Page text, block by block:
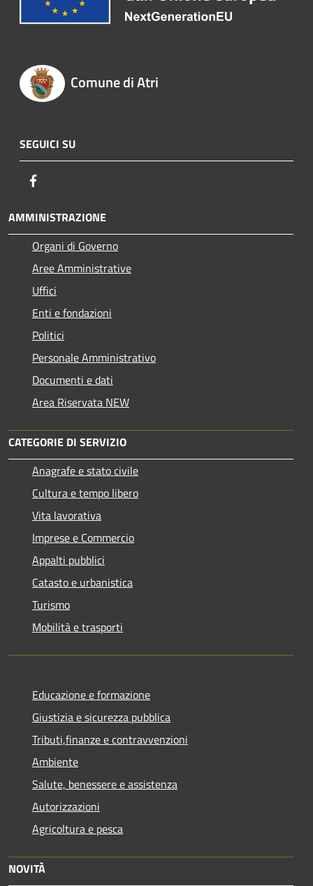
Comune di Atri
SEGUICI SU
AMMINISTRAZIONE
Organi di Governo
Aree Amministrative
Uffici
Enti e fondazioni
Politici
Personale Amministrativo
Documenti e dati
Area Riservata NEW
CATEGORIE DI SERVIZIO
Anagrafe e stato civile
Cultura e tempo libero
Vita lavorativa
Imprese e Commercio
Appalti pubblici
Catasto e urbanistica
Turismo
Mobilità e trasporti
Educazione e formazione
Giustizia e sicurezza pubblica
Tributi,finanze e contravvenzioni
Ambiente
Salute, benessere e assistenza
Autorizzazioni
Agricoltura e pesca
NOVITÀ